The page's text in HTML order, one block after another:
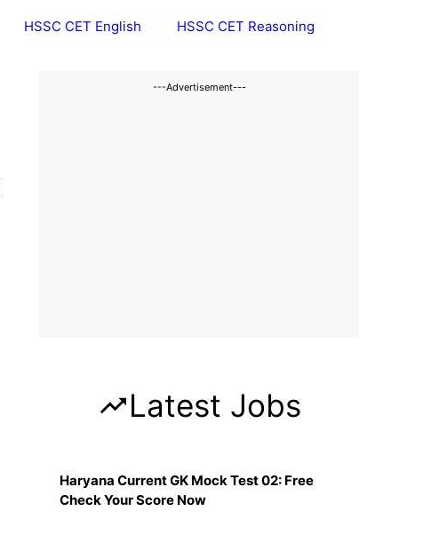
HSSC CET English HSSC CET Reasoning
---Advertisement---
Latest Jobs
Haryana Current GK Mock Test 02: Free
Check Your Score Now